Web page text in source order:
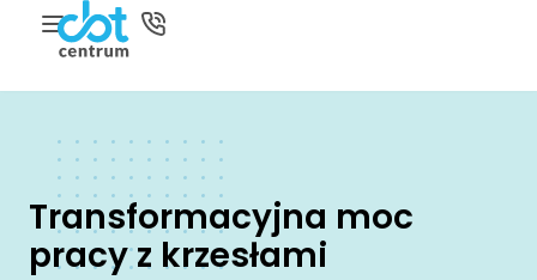
Transformacyjna moc
pracy z krzesłami